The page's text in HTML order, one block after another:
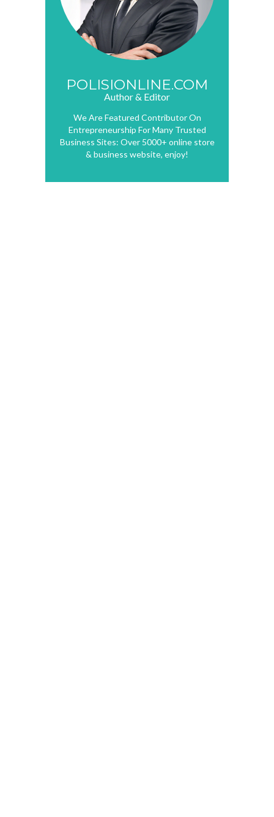
POLISIONLINE.COM
Author & Editor
We Are Featured Contributor On
Entrepreneurship For Many Trusted
Business Sites: Over 5000+ online store
& business website, enjoy!